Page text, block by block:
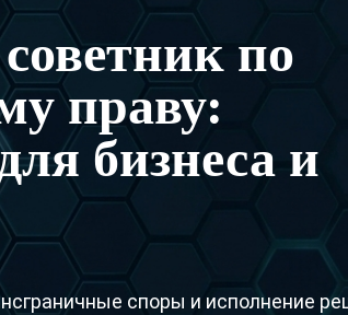
Желтое уведомление
Серебряное Уведомление
Ордер на арест
Адвокаты по делам Интерпола
по
праву:
бизнеса и
споры и исполнение